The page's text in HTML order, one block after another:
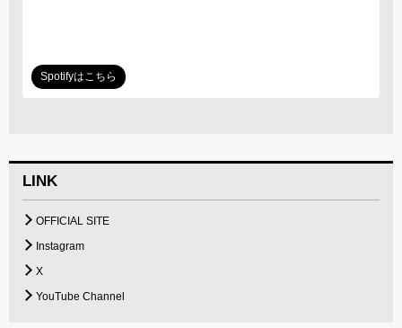
Spotifyはこちら
LINK
OFFICIAL SITE
Instagram
X
YouTube Channel